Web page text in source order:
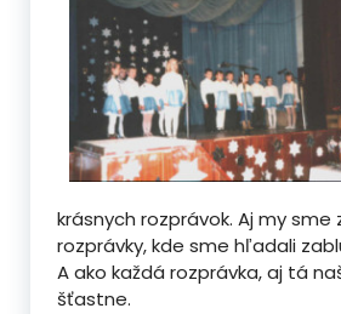
krásnych rozprávok. Aj my sme
rozprávky, kde sme hľadali
A ako každá rozprávka, aj tá
šťastne.